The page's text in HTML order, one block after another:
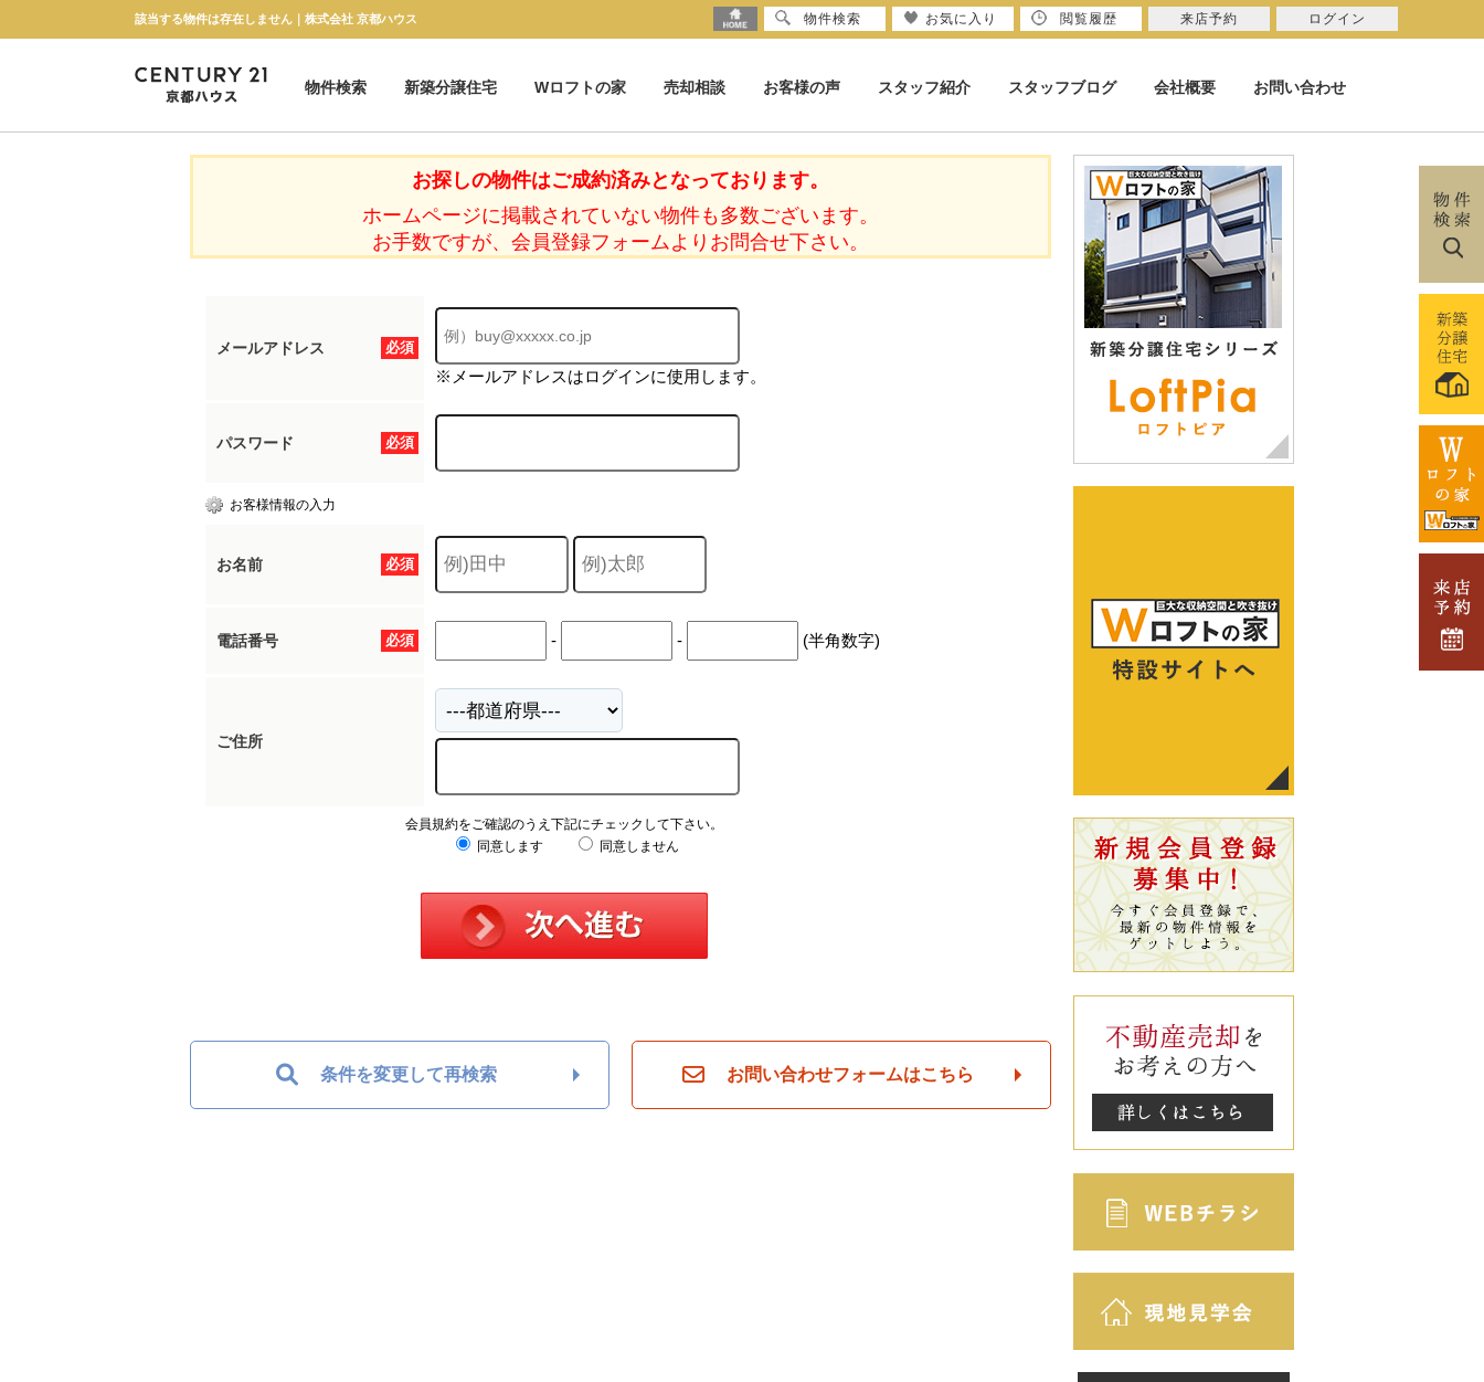
該当する物件は存在しません｜株式会社 京都ハウス
物件検索
新築分譲住宅 Wロフトの家 売却相談 お客様の声 スタッフ紹介 スタッフブログ 会社概要 お問い合わせ
お探しの物件はご成約済みとなっております。
ホームページに掲載されていない物件も多数ございます。
お手数ですが、会員登録フォームよりお問合せ下さい。
必須
メールアドレス
※メールアドレスはログインに使用します。
必須
パスワード
お客様情報の入力
必須
お名前
必須
電話番号 - - (半角数字)
ご住所
会員規約をご確認のうえ下記にチェックして下さい。
同意します
同意しません
条件を変更して再検索 お問い合わせフォームはこちら
物件検索 お気に入り 閲覧履歴 来店予約 ログイン